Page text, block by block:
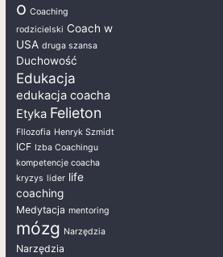
o Coaching
rodzicielski Coach w
USA druga szansa
Duchowość
Edukacja
edukacja coacha
Etyka Felieton
FIlozofia Henryk Szmidt
ICF Izba Coachingu
kompetencje coacha
kryzys lider life
coaching
Medytacja mentoring
mózg Narzędzia
Narzędzia